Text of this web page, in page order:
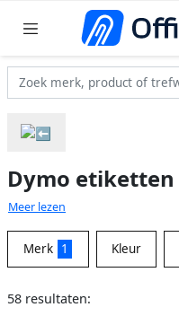
Dymo etiketten
Meer lezen
Merk 1 Kleur
58 resultaten: